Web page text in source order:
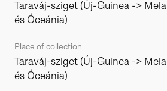
Taraváj-sziget (Új-Guinea ->
és Óceánia)
Place of collection
Taraváj-sziget (Új-Guinea ->
és Óceánia)